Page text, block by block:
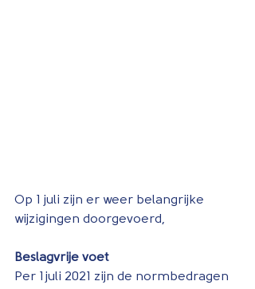
Op 1 juli zijn er weer belangrijke
wijzigingen doorgevoerd,
Beslagvrije voet
Per 1 juli 2021 zijn de normbedragen